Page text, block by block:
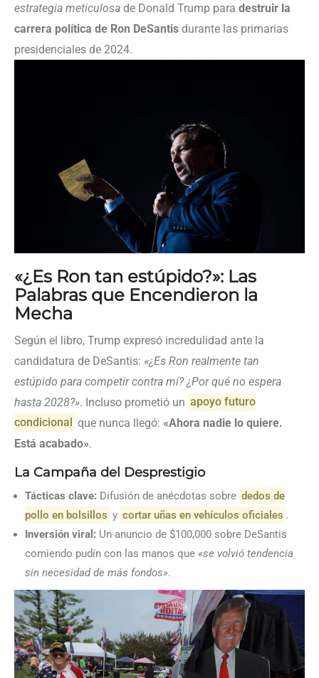
estrategia meticulosa de Donald Trump para destruir la
carrera política de Ron DeSantis durante las primarias
presidenciales de 2024.
«¿Es Ron tan estúpido?»: Las
Palabras que Encendieron la
Mecha
Según el libro, Trump expresó incredulidad ante la
candidatura de DeSantis: «¿Es Ron realmente tan
estúpido para competir contra mí? ¿Por qué no espera
hasta 2028?». Incluso prometió un apoyo futuro
condicional
que nunca llegó: «Ahora nadie lo quiere.
Está acabado».
La Campaña del Desprestigio
Tácticas clave: Difusión de anécdotas sobre dedos de
pollo en bolsillos y cortar uñas en vehículos oficiales .
Inversión viral: Un anuncio de $100,000 sobre DeSantis
comiendo pudín con las manos que «se volvió tendencia
sin necesidad de más fondos».